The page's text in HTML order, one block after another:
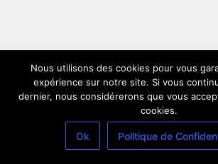
Nous utilisons des cookies pour vous
expérience sur notre site. Si vous
dernier, nous considérerons que vous
cookies.
Ok Politique de